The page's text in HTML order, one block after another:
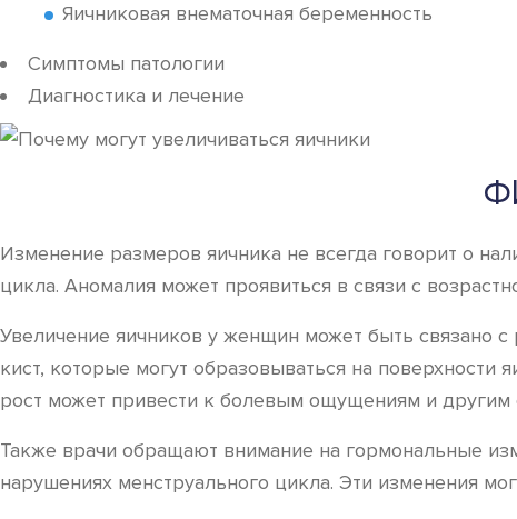
Яичниковая внематочная беременность
Симптомы патологии
Диагностика и лечение
Изменение размеров яичника не всегда говорит о
цикла. Аномалия может проявиться в связи с
Увеличение яичников у женщин может быть связано
кист, которые могут образовываться на
рост может привести к болевым ощущениям и другим
Также врачи обращают внимание на гормональные
нарушениях менструального цикла. Эти изменения